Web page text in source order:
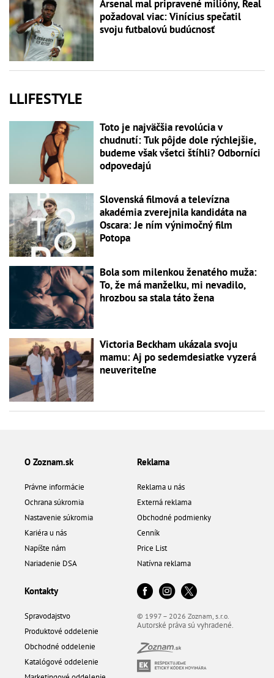
Arsenal mal pripravené milióny, Real
požadoval viac: Vinícius spečatil
svoju futbalovú budúcnosť
LLIFESTYLE
Toto je najväčšia revolúcia v
chudnutí: Tuk pôjde dole rýchlejšie,
budeme však všetci štíhli? Odborníci
odpovedajú
Slovenská filmová a televízna
akadémia zverejnila kandidáta na
Oscara: Je ním výnimočný film
Potopa
Bola som milenkou ženatého muža:
To, že má manželku, mi nevadilo,
hrozbou sa stala táto žena
Victoria Beckham ukázala svoju
mamu: Aj po sedemdesiatke vyzerá
neuveriteľne
O Zoznam.sk
Právne informácie
Ochrana súkromia
Nastavenie súkromia
Kariéra u nás
Napíšte nám
Nariadenie DSA
Reklama
Reklama u nás
Externá reklama
Obchodné podmienky
Cenník
Price List
Natívna reklama
Kontakty
Spravodajstvo
Produktové oddelenie
Obchodné oddelenie
Katalógové oddelenie
© 1997 – 2026 Zoznam, s.r.o.
Autorské práva sú vyhradené.